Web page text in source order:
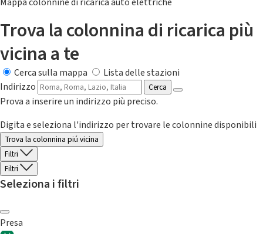
Trova la colonnina di ricarica più
vicina a te
Cerca sulla mappa
Lista delle stazioni
Indirizzo
Cerca
Prova a inserire un indirizzo più preciso.
Digita e seleziona l'indirizzo per trovare le colonnine disponibili
Trova la colonnina piú vicina
Filtri
Filtri
Seleziona i filtri
Presa